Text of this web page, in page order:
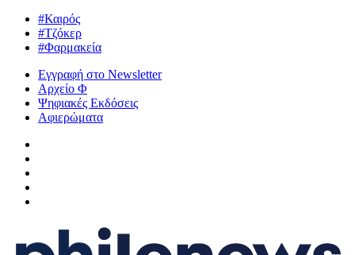
#Καιρός
#Τζόκερ
#Φαρμακεία
Εγγραφή στο Newsletter
Αρχείο Φ
Ψηφιακές Εκδόσεις
Αφιερώματα